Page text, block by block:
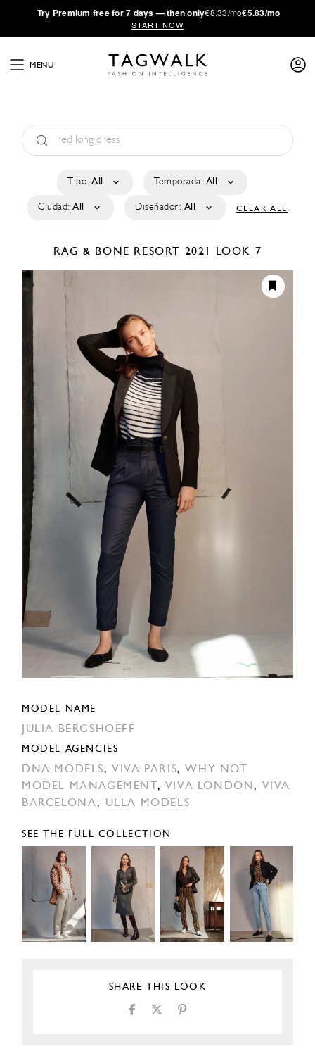
·Try Premium free for 7 days — then only€8.33/mo€5.83/mo
START NOW
MENU
Tipo: All Temporada: All
Ciudad: All Diseñador: All CLEAR ALL
RAG & BONE RESORT 2021 LOOK 7
MODEL NAME
JULIA BERGSHOEFF
MODEL AGENCIES
DNA MODELS,VIVA PARIS,WHY NOT
MODEL MANAGEMENT , VIVA LONDON, VIVA
BARCELONA, ULLA MODELS
SEE THE FULL COLLECTION
SHARE THIS LOOK